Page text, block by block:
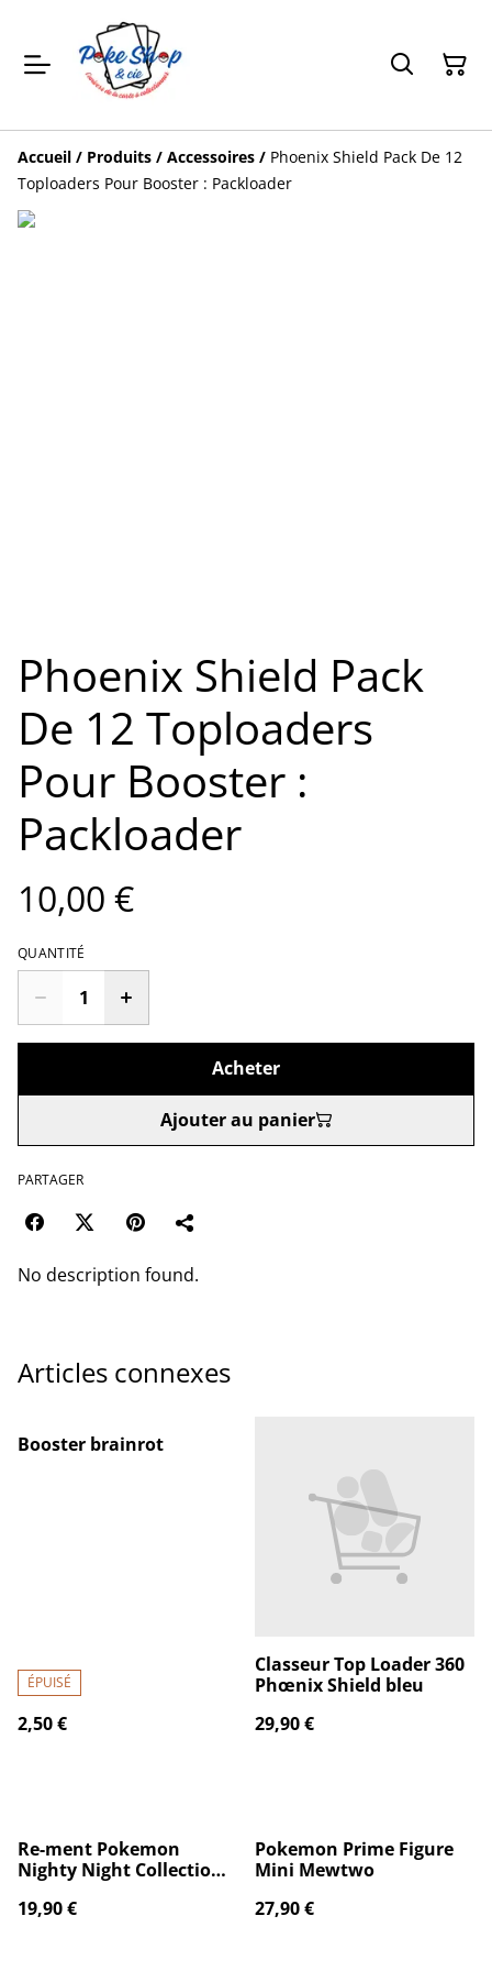
Accueil / Produits / Accessoires / Phoenix Shield Pack De 12
Toploaders Pour Booster : Packloader
Phoenix Shield Pack
De 12 Toploaders
Pour Booster :
Packloader
10,00 €
QUANTITÉ
Acheter
Ajouter au panier
PARTAGER
No description found.
Articles connexes
Booster brainrot
ÉPUISÉ
2,50 €
Classeur Top Loader 360
Phœnix Shield bleu
29,90 €
Re-ment Pokemon
Nighty Night Collection
19,90 €
Pokemon Prime Figure
Mini Mewtwo
27,90 €